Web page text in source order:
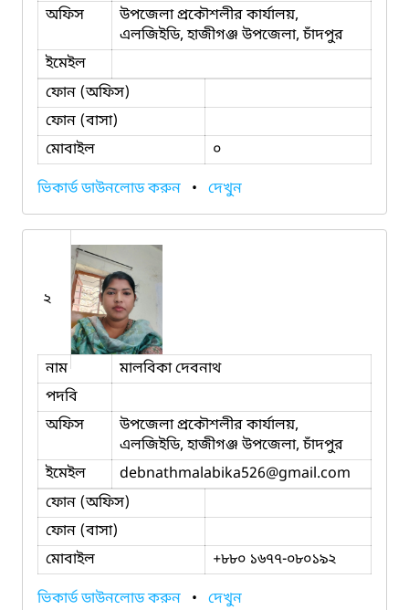
অফিস
উপজেলা প্রকৌশলীর কার্যালয়,
এলজিইডি, হাজীগঞ্জ উপজেলা, চাঁদপুর
ইমেইল
ফোন (অফিস)
ফোন (বাসা)
মোবাইল
০
ভিকার্ড ডাউনলোড করুন • দেখুন
২
নাম
মালবিকা দেবনাথ
পদবি
অফিস
উপজেলা প্রকৌশলীর কার্যালয়,
এলজিইডি, হাজীগঞ্জ উপজেলা, চাঁদপুর
ইমেইল
debnathmalabika526@gmail.com
ফোন (অফিস)
ফোন (বাসা)
মোবাইল
+৮৮০ ১৬৭৭-০৮০১৯২
ভিকার্ড ডাউনলোড করুন • দেখুন